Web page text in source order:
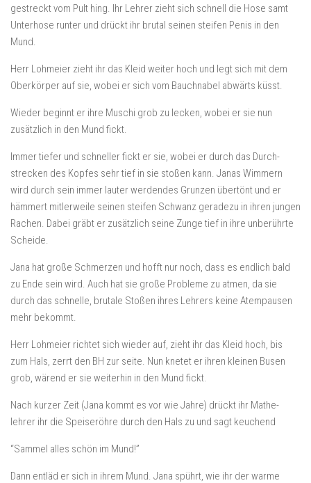
gestreckt vom Pult hing. Ihr Lehrer zieht sich schnell die Hose samt
Unterhose runter und drückt ihr brutal seinen steifen Penis in den
Mund.
Herr Lohmeier zieht ihr das Kleid weiter hoch und legt sich mit dem
Oberkörper auf sie, wobei er sich vom Bauchnabel abwärts küsst.
Wieder beginnt er ihre Muschi grob zu lecken, wobei er sie nun
zusätzlich in den Mund fickt.
Immer tiefer und schneller fickt er sie, wobei er durch das Durch-
strecken des Kopfes sehr tief in sie stoßen kann. Janas Wimmern
wird durch sein immer lauter werdendes Grunzen übertönt und er
hämmert mitlerweile seinen steifen Schwanz geradezu in ihren jungen
Rachen. Dabei gräbt er zusätzlich seine Zunge tief in ihre unberührte
Scheide.
Jana hat große Schmerzen und hofft nur noch, dass es endlich bald
zu Ende sein wird. Auch hat sie große Probleme zu atmen, da sie
durch das schnelle, brutale Stoßen ihres Lehrers keine Atempausen
mehr bekommt.
Herr Lohmeier richtet sich wieder auf, zieht ihr das Kleid hoch, bis
zum Hals, zerrt den BH zur seite. Nun knetet er ihren kleinen Busen
grob, wärend er sie weiterhin in den Mund fickt.
Nach kurzer Zeit (Jana kommt es vor wie Jahre) drückt ihr Mathe-
lehrer ihr die Speiseröhre durch den Hals zu und sagt keuchend
“Sammel alles schön im Mund!”
Dann entläd er sich in ihrem Mund. Jana spührt, wie ihr der warme